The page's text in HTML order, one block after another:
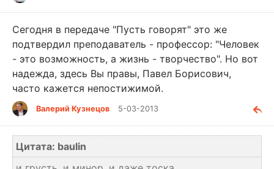
Сегодня в передаче "Пусть говорят" это же
подтвердил преподаватель - профессор: "Человек
- это возможность, а жизнь - творчество". Но вот
надежда, здесь Вы правы, Павел Борисович,
часто кажется непостижимой.
Валерий Кузнецов 5-03-2013
Цитата: baulin